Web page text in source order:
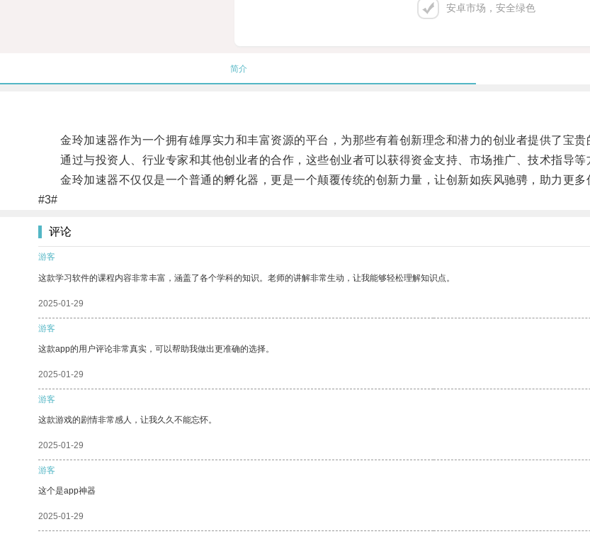
安卓市场，安全绿色
简介
金玲加速器作为一个拥有雄厚实力和丰富资源的平台，为那些有着创新理念和潜力的创业者提供了宝贵
通过与投资人、行业专家和其他创业者的合作，这些创业者可以获得资金支持、市场推广、技术指导等
金玲加速器不仅仅是一个普通的孵化器，更是一个颠覆传统的创新力量，让创新如疾风驰骋，助力更多
#3#
评论
游客
这款学习软件的课程内容非常丰富，涵盖了各个学科的知识。老师的讲解非常生动，让我能够轻松理解知识点。
2025-01-29
游客
这款app的用户评论非常真实，可以帮助我做出更准确的选择。
2025-01-29
游客
这款游戏的剧情非常感人，让我久久不能忘怀。
2025-01-29
游客
这个是app神器
2025-01-29